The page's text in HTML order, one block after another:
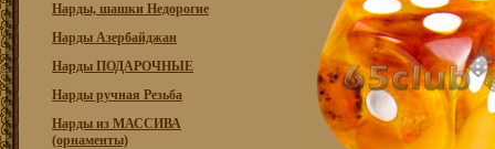
Нарды, шашки Недорогие
Нарды Азербайджан
Нарды ПОДАРОЧНЫЕ
Нарды ручная Резьба
Нарды из МАССИВА
(орнаменты)